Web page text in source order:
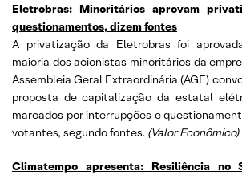
Eletrobras: Minoritários aprovam
questionamentos, dizem fontes
A privatização da Eletrobras foi
maioria dos acionistas minoritários da
Assembleia Geral Extraordinária (AGE)
proposta de capitalização da estatal
marcados por interrupções e
votantes, segundo fontes. (Valor Econômico)
Climatempo apresenta: Resiliência